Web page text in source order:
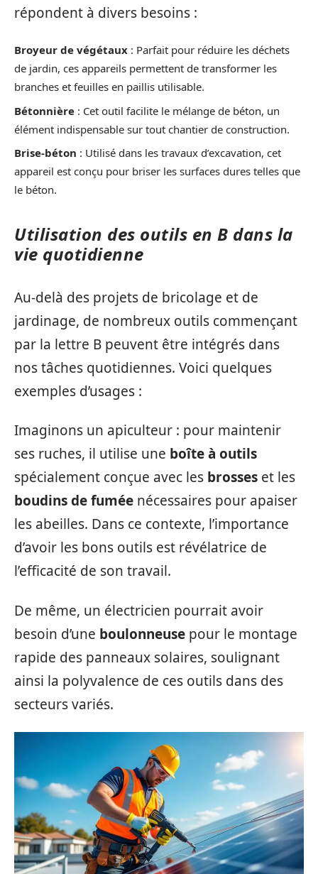
répondent à divers besoins :
Broyeur de végétaux : Parfait pour réduire les déchets
de jardin, ces appareils permettent de transformer les
branches et feuilles en paillis utilisable.
Bétonnière : Cet outil facilite le mélange de béton, un
élément indispensable sur tout chantier de construction.
Brise-béton : Utilisé dans les travaux d’excavation, cet
appareil est conçu pour briser les surfaces dures telles que
le béton.
Utilisation des outils en B dans la
vie quotidienne
Au-delà des projets de bricolage et de
jardinage, de nombreux outils commençant
par la lettre B peuvent être intégrés dans
nos tâches quotidiennes. Voici quelques
exemples d’usages :
Imaginons un apiculteur : pour maintenir
ses ruches, il utilise une boîte à outils
spécialement conçue avec les brosses et les
boudins de fumée nécessaires pour apaiser
les abeilles. Dans ce contexte, l’importance
d’avoir les bons outils est révélatrice de
l’efficacité de son travail.
De même, un électricien pourrait avoir
besoin d’une boulonneuse pour le montage
rapide des panneaux solaires, soulignant
ainsi la polyvalence de ces outils dans des
secteurs variés.